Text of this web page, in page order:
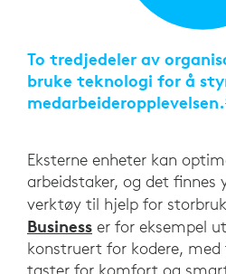
To tredjedeler av
bruke teknologi for å
medarbeideropplevelsen.
Eksterne enheter kan
arbeidstaker, og det finnes
verktøy til hjelp for
Business er for eksempel
konstruert for kodere,